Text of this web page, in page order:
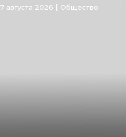
7 августа 2026 Общество